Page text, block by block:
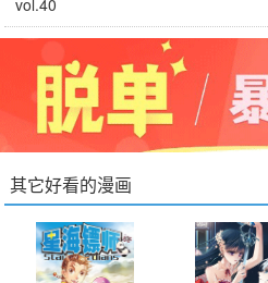
vol.40
其它好看的漫画